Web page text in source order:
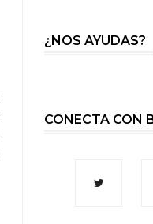
¿NOS AYUDAS?
CONECTA CON